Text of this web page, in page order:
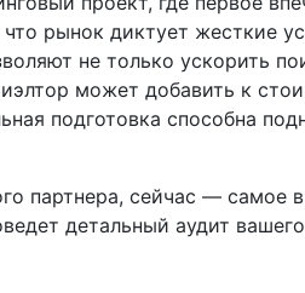
рынок диктует жесткие
не только ускорить
может добавить к
подготовка способна
партнера, сейчас — самое
детальный аудит